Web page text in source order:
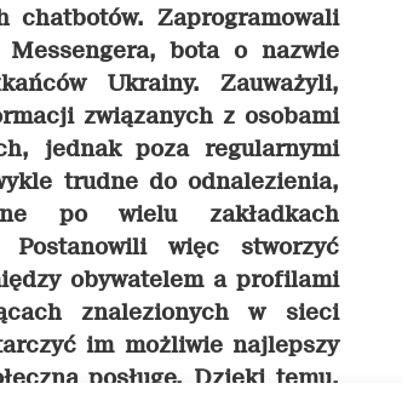
chatbotów. Zaprogramowali
bota o nazwie
Ukrainy. Zauważyli,
związanych z osobami
jednak poza regularnymi
trudne do odnalezienia,
po wielu zakładkach
więc stworzyć
obywatelem a profilami
znalezionych w sieci
im możliwie najlepszy
posługę. Dzięki temu,